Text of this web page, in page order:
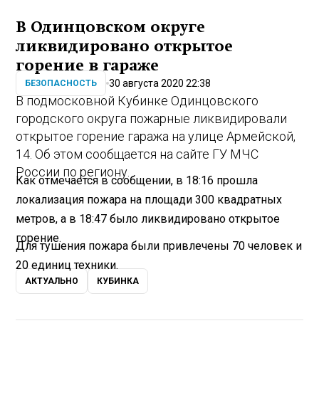
В Одинцовском округе
ликвидировано открытое
горение в гараже
БЕЗОПАСНОСТЬ 30 августа 2020 22:38
В подмосковной Кубинке Одинцовского
городского округа пожарные ликвидировали
открытое горение гаража на улице Армейской,
14. Об этом сообщается на сайте ГУ МЧС
России по региону.
Как отмечается в сообщении, в 18:16 прошла
локализация пожара на площади 300 квадратных
метров, а в 18:47 было ликвидировано открытое
горение.
Для тушения пожара были привлечены 70 человек и
20 единиц техники.
АКТУАЛЬНО КУБИНКА